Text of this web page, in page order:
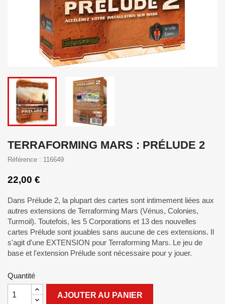
TERRAFORMING MARS : PRÉLUDE 2
Référence : 116649
22,00 €
Dans Prélude 2, la plupart des cartes sont intimement liées aux
autres extensions de Terraforming Mars (Vénus, Colonies,
Turmoil). Toutefois, les 5 Corporations et 13 des nouvelles
cartes Prélude sont jouables sans aucune de ces extensions. Il
s'agit d'une EXTENSION pour Terraforming Mars. Le jeu de
base et l'extension Prélude sont nécessaire pour y jouer.
Quantité
AJOUTER AU PANIER